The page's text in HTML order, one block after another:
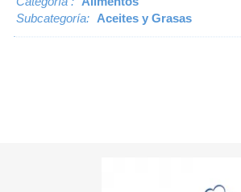
Artepan con trayectoria de 15 años ofrece